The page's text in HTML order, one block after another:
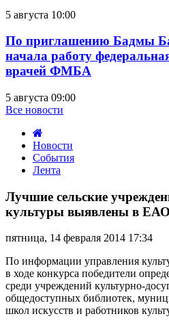
5 августа 10:00
По приглашению Бадмы
начала работу
врачей ФМБА
5 августа 09:00
Все новости
Новости
События
Лента
сельские
и
культуры
выявлены
в
ЕАО
Лучшие сельские
культуры выявлены в ЕАО
пятница, 14 февраля 2014 17:34
По информации управления
в ходе конкурса победители
среди учреждений культурно-
общедоступных библиотек,
школ искусств и работников